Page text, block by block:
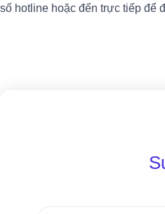
số hotline hoặc đến trực tiếp để